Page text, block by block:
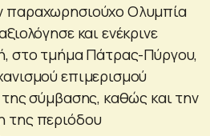
παραχωρησιούχο Ολυμπία
και ενέκρινε
στο τμήμα Πάτρας-Πύργου,
επιμερισμού
σύμβασης, καθώς και την
της περιόδου